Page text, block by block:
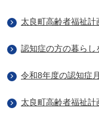
太良町高齢者福祉計
認知症の方の暮らし
令和8年度の認知症
太良町高齢者福祉計